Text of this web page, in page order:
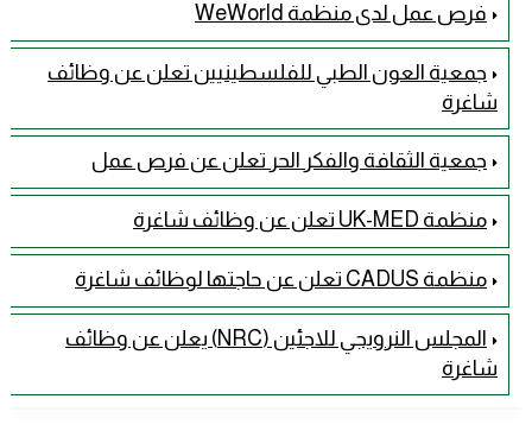
فرص عمل لدى منظمة WeWorld
جمعية العون الطبي للفلسطينيين تعلن عن وظائف
شاغرة
جمعية الثقافة والفكر الحر تعلن عن فرص عمل
منظمة UK-MED تعلن عن وظائف شاغرة
منظمة CADUS تعلن عن حاجتها لوظائف شاغرة
المجلس النرويجي للاجئين (NRC) يعلن عن وظائف
شاغرة